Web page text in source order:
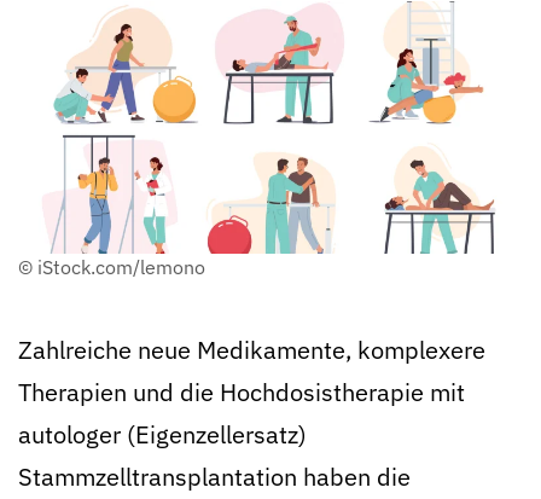
© iStock.com/lemono
Zahlreiche neue Medikamente, komplexere
Therapien und die Hochdosistherapie mit
autologer (Eigenzellersatz)
Stammzelltransplantation haben die